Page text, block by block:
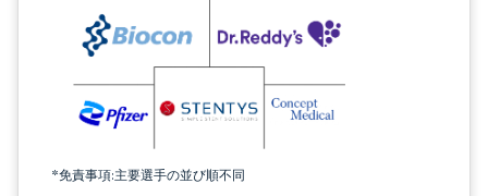
*免責事項:主要選手の並び順不同